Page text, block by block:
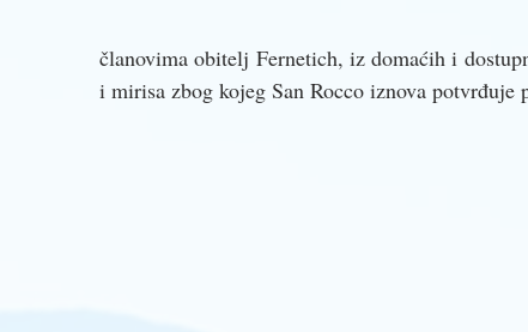
članovima obitelj Fernetich, iz domaćih i
i mirisa zbog kojeg San Rocco iznova